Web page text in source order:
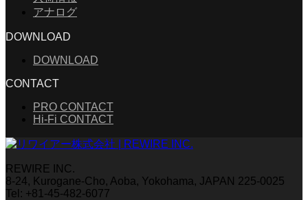
アナログ
DOWNLOAD
DOWNLOAD
CONTACT
PRO CONTACT
Hi-Fi CONTACT
REWIRE INC.
8-24, Kurogane-Cho, Aoba, Yokohama, JAPAN 225-0025
Tel: +81-45-482-6077